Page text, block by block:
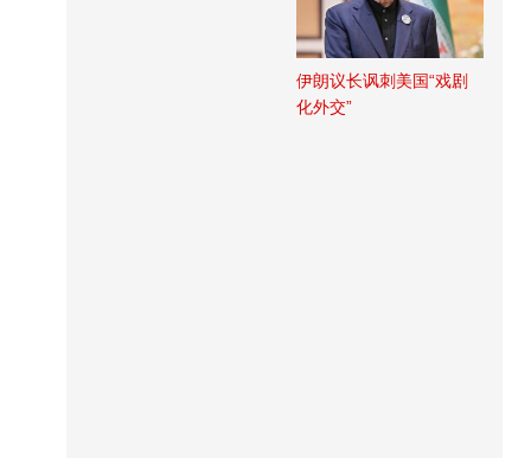
伊朗议长讽刺美国“戏剧
化外交”